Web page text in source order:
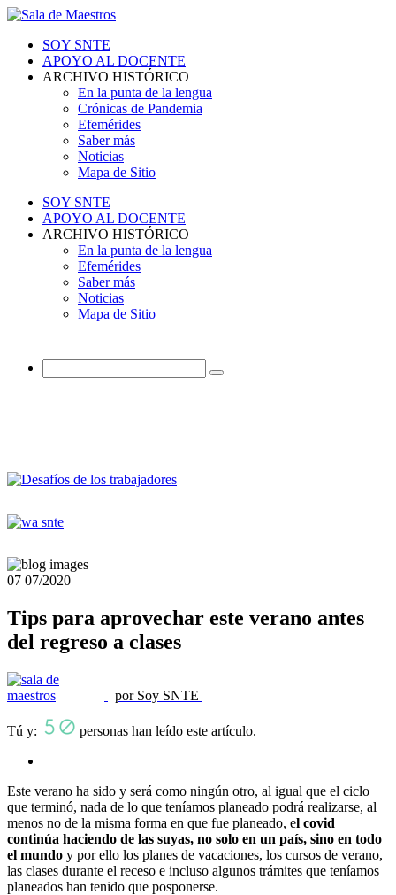
SOY SNTE
APOYO AL DOCENTE
ARCHIVO HISTÓRICO
En la punta de la lengua
Crónicas de Pandemia
Efemérides
Saber más
Noticias
Mapa de Sitio
SOY SNTE
APOYO AL DOCENTE
ARCHIVO HISTÓRICO
En la punta de la lengua
Efemérides
Saber más
Noticias
Mapa de Sitio
07 07/2020
Tips para aprovechar este verano antes
del regreso a clases
por Soy SNTE
Tú y: personas han leído este artículo.
Este verano ha sido y será como ningún otro, al igual que el ciclo
que terminó, nada de lo que teníamos planeado podrá realizarse, al
menos no de la misma forma en que fue planeado, el covid
continúa haciendo de las suyas, no solo en un país, sino en todo
el mundo y por ello los planes de vacaciones, los cursos de verano,
las clases durante el receso e incluso algunos trámites que teníamos
planeados han tenido que posponerse.